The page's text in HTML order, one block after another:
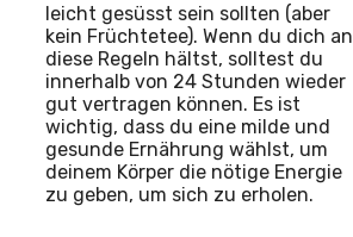
leicht gesüsst sein sollten (aber
kein Früchtetee). Wenn du dich an
diese Regeln hältst, solltest du
innerhalb von 24 Stunden wieder
gut vertragen können. Es ist
wichtig, dass du eine milde und
gesunde Ernährung wählst, um
deinem Körper die nötige Energie
zu geben, um sich zu erholen.